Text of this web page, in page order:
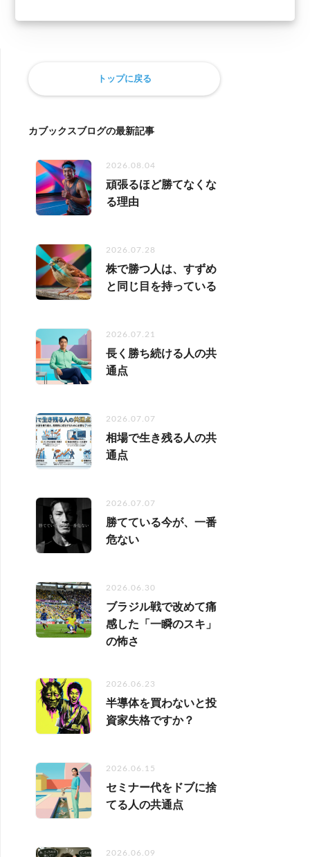
トップに戻る
カブックスブログの最新記事
2026.08.04
頑張るほど勝てなくな
る理由
2026.07.28
株で勝つ人は、すずめ
と同じ目を持っている
2026.07.21
長く勝ち続ける人の共
通点
2026.07.07
相場で生き残る人の共
通点
2026.07.07
勝てている今が、一番
危ない
2026.06.30
ブラジル戦で改めて痛
感した「一瞬のスキ」
の怖さ
2026.06.23
半導体を買わないと投
資家失格ですか？
2026.06.15
セミナー代をドブに捨
てる人の共通点
2026.06.09